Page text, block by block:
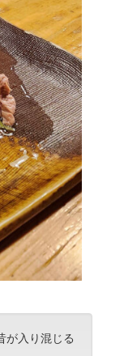
が入り混じる